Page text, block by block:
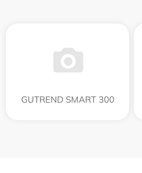
GUTREND SMART 300